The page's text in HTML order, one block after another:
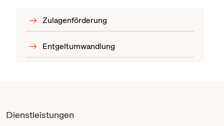
Zulagenförderung
Entgeltumwandlung
Dienstleistungen